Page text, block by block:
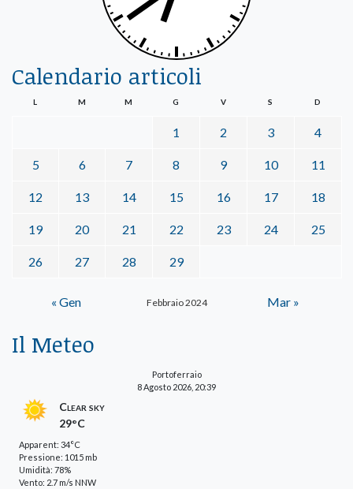
Calendario articoli
Febbraio 2024
L M M G V S D
1 2 3 4
5 6 7 8 9 10 11
12 13 14 15 16 17 18
19 20 21 22 23 24 25
26 27 28 29
« Gen Mar »
Il Meteo
Portoferraio
8 Agosto 2026, 20:39
Clear sky
29°C
Apparent: 34°C
Pressione: 1015 mb
Umidità: 78%
Vento: 2.7 m/s NNW